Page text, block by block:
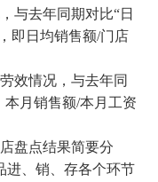
去年同期对比“日
即日均销售额/门店
效情况，与去年同
本月销售额/本月工资
盘点结果简要分
进、销、存各个环节